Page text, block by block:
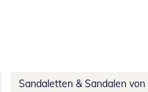
Sandaletten & Sandalen von